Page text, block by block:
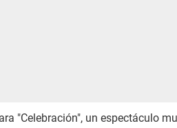
"Celebración", un espectáculo